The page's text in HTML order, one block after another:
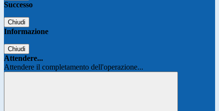
Successo
Chiudi
Informazione
Chiudi
Attendere...
Attendere il completamento dell'operazione...